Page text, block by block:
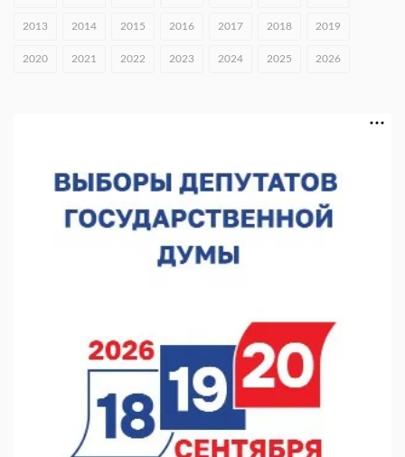
05.08.2026 14:04
Фестиваль SALUT! ИСКРА пройдет в сквере Свердлова
Нижегородский кадровый центр проведет ярмарки вакансий
05.08.2026 10:51
2013 2014 2015 2016 2017 2018 2019
2020 2021 2022 2023 2024 2025 2026